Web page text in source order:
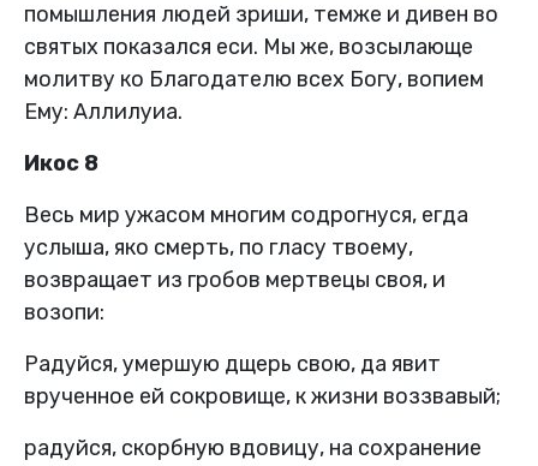
помышления людей зриши, темже и дивен во
святых показался еси. Мы же, возсылающе
молитву ко Благодателю всех Богу, вопием
Ему: Аллилуиа.
Икос 8
Весь мир ужасом многим содрогнуся, егда
услыша, яко смерть, по гласу твоему,
возвращает из гробов мертвецы своя, и
возопи:
Радуйся, умершую дщерь свою, да явит
врученное ей сокровище, к жизни воззвавый;
радуйся, скорбную вдовицу, на сохранение